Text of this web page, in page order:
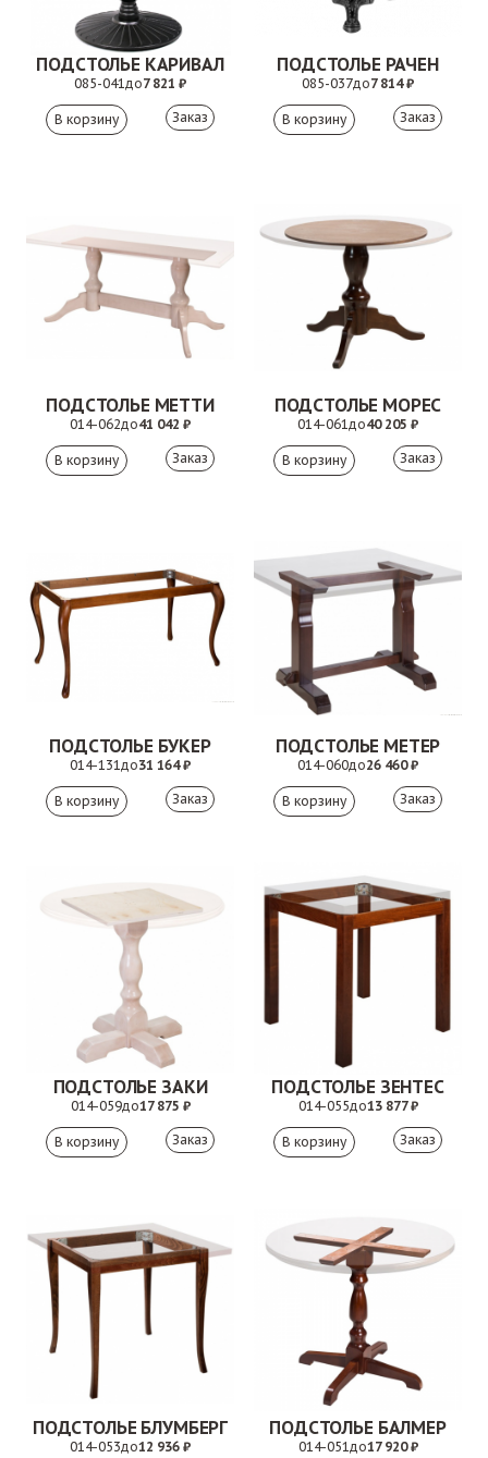
ПОДСТОЛЬЕ КАРИВАЛ
085-041до7 821 ₽
Заказ
ПОДСТОЛЬЕ РАЧЕН
085-037до7 814 ₽
Заказ
ПОДСТОЛЬЕ МЕТТИ
014-062до41 042 ₽
Заказ
ПОДСТОЛЬЕ МОРЕС
014-061до40 205 ₽
Заказ
ПОДСТОЛЬЕ БУКЕР
014-131до31 164 ₽
Заказ
ПОДСТОЛЬЕ МЕТЕР
014-060до26 460 ₽
Заказ
ПОДСТОЛЬЕ ЗАКИ
014-059до17 875 ₽
Заказ
ПОДСТОЛЬЕ ЗЕНТЕС
014-055до13 877 ₽
Заказ
ПОДСТОЛЬЕ БЛУМБЕРГ
014-053до12 936 ₽
ПОДСТОЛЬЕ БАЛМЕР
014-051до17 920 ₽